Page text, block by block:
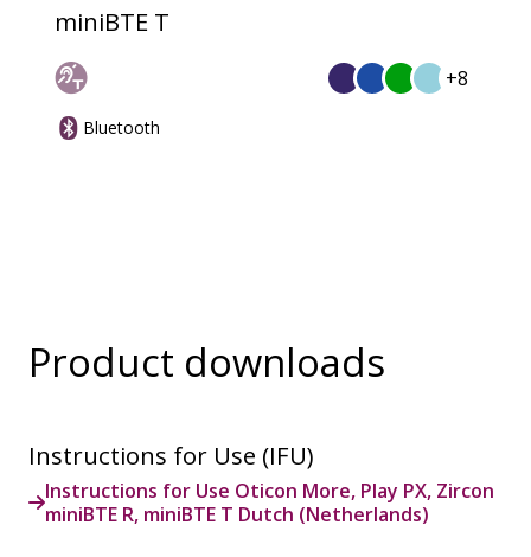
miniBTE T
+8
Bluetooth
Product downloads
Instructions for Use (IFU)
Instructions for Use Oticon More, Play PX, Zircon
miniBTE R, miniBTE T Dutch (Netherlands)